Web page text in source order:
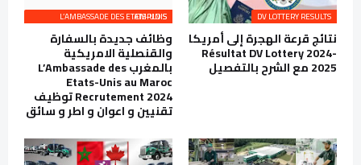
DV LOTTERY RESULTS
نتائج قرعة الهجرة إلى أمريكا
Résultat DV Lottery 2024-
2025 مع الشرح بالتفصيل
L’AMBASSADE DES ETATS-UNIS EMPLOIS
وظائف جديدة بالسفارة
والقنصلية الامريكية
بالمغرب L’Ambassade des
Etats-Unis au Maroc
Recrutement 2024 توظيف
تقنيين و اعوان و اطر و سائق